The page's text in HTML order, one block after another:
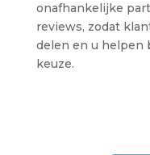
onafhankelijke
reviews, zodat
delen en u helpen
keuze.